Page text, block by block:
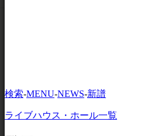
検索-MENU-NEWS-新譜
ライブハウス・ホール一覧